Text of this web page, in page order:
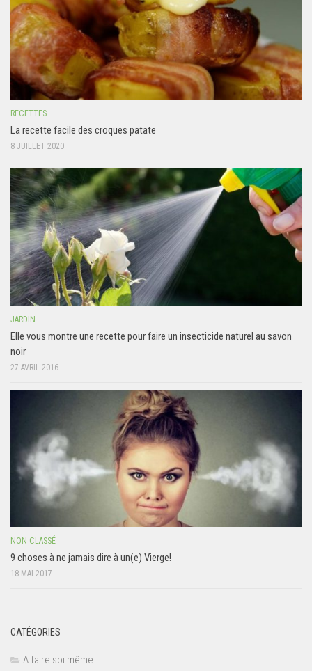
RECETTES
La recette facile des croques patate
8 JUILLET 2020
JARDIN
Elle vous montre une recette pour faire un insecticide naturel au savon
noir
27 AVRIL 2016
NON CLASSÉ
9 choses à ne jamais dire à un(e) Vierge!
18 MAI 2017
CATÉGORIES
A faire soi même